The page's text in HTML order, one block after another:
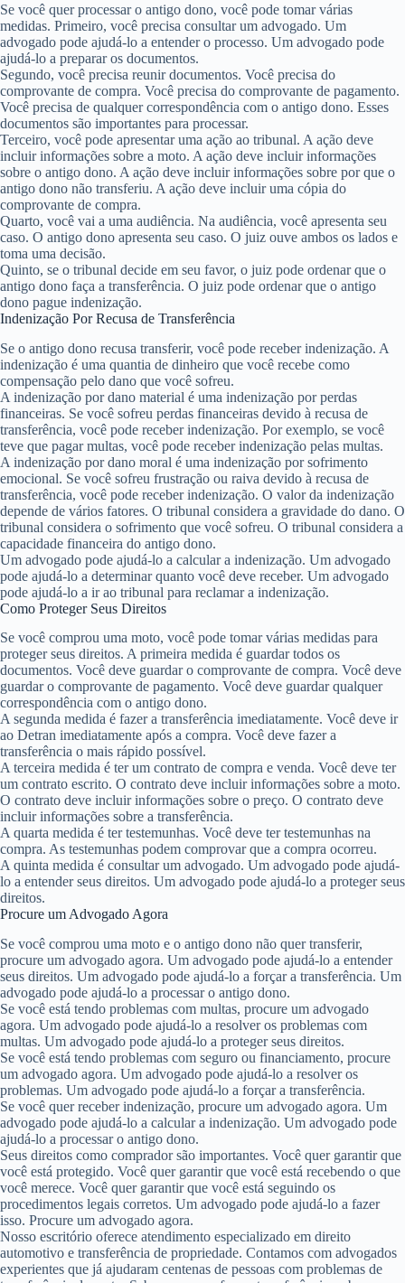
Se você quer processar o antigo dono, você pode tomar várias
medidas. Primeiro, você precisa consultar um advogado. Um
advogado pode ajudá-lo a entender o processo. Um advogado pode
ajudá-lo a preparar os documentos.
Segundo, você precisa reunir documentos. Você precisa do
comprovante de compra. Você precisa do comprovante de pagamento.
Você precisa de qualquer correspondência com o antigo dono. Esses
documentos são importantes para processar.
Terceiro, você pode apresentar uma ação ao tribunal. A ação deve
incluir informações sobre a moto. A ação deve incluir informações
sobre o antigo dono. A ação deve incluir informações sobre por que o
antigo dono não transferiu. A ação deve incluir uma cópia do
comprovante de compra.
Quarto, você vai a uma audiência. Na audiência, você apresenta seu
caso. O antigo dono apresenta seu caso. O juiz ouve ambos os lados e
toma uma decisão.
Quinto, se o tribunal decide em seu favor, o juiz pode ordenar que o
antigo dono faça a transferência. O juiz pode ordenar que o antigo
dono pague indenização.
Indenização Por Recusa de Transferência
Se o antigo dono recusa transferir, você pode receber indenização. A
indenização é uma quantia de dinheiro que você recebe como
compensação pelo dano que você sofreu.
A indenização por dano material é uma indenização por perdas
financeiras. Se você sofreu perdas financeiras devido à recusa de
transferência, você pode receber indenização. Por exemplo, se você
teve que pagar multas, você pode receber indenização pelas multas.
A indenização por dano moral é uma indenização por sofrimento
emocional. Se você sofreu frustração ou raiva devido à recusa de
transferência, você pode receber indenização. O valor da indenização
depende de vários fatores. O tribunal considera a gravidade do dano. O
tribunal considera o sofrimento que você sofreu. O tribunal considera a
capacidade financeira do antigo dono.
Um advogado pode ajudá-lo a calcular a indenização. Um advogado
pode ajudá-lo a determinar quanto você deve receber. Um advogado
pode ajudá-lo a ir ao tribunal para reclamar a indenização.
Como Proteger Seus Direitos
Se você comprou uma moto, você pode tomar várias medidas para
proteger seus direitos. A primeira medida é guardar todos os
documentos. Você deve guardar o comprovante de compra. Você deve
guardar o comprovante de pagamento. Você deve guardar qualquer
correspondência com o antigo dono.
A segunda medida é fazer a transferência imediatamente. Você deve ir
ao Detran imediatamente após a compra. Você deve fazer a
transferência o mais rápido possível.
A terceira medida é ter um contrato de compra e venda. Você deve ter
um contrato escrito. O contrato deve incluir informações sobre a moto.
O contrato deve incluir informações sobre o preço. O contrato deve
incluir informações sobre a transferência.
A quarta medida é ter testemunhas. Você deve ter testemunhas na
compra. As testemunhas podem comprovar que a compra ocorreu.
A quinta medida é consultar um advogado. Um advogado pode ajudá-
lo a entender seus direitos. Um advogado pode ajudá-lo a proteger seus
direitos.
Procure um Advogado Agora
Se você comprou uma moto e o antigo dono não quer transferir,
procure um advogado agora. Um advogado pode ajudá-lo a entender
seus direitos. Um advogado pode ajudá-lo a forçar a transferência. Um
advogado pode ajudá-lo a processar o antigo dono.
Se você está tendo problemas com multas, procure um advogado
agora. Um advogado pode ajudá-lo a resolver os problemas com
multas. Um advogado pode ajudá-lo a proteger seus direitos.
Se você está tendo problemas com seguro ou financiamento, procure
um advogado agora. Um advogado pode ajudá-lo a resolver os
problemas. Um advogado pode ajudá-lo a forçar a transferência.
Se você quer receber indenização, procure um advogado agora. Um
advogado pode ajudá-lo a calcular a indenização. Um advogado pode
ajudá-lo a processar o antigo dono.
Seus direitos como comprador são importantes. Você quer garantir que
você está protegido. Você quer garantir que você está recebendo o que
você merece. Você quer garantir que você está seguindo os
procedimentos legais corretos. Um advogado pode ajudá-lo a fazer
isso. Procure um advogado agora.
Nosso escritório oferece atendimento especializado em direito
automotivo e transferência de propriedade. Contamos com advogados
experientes que já ajudaram centenas de pessoas com problemas de